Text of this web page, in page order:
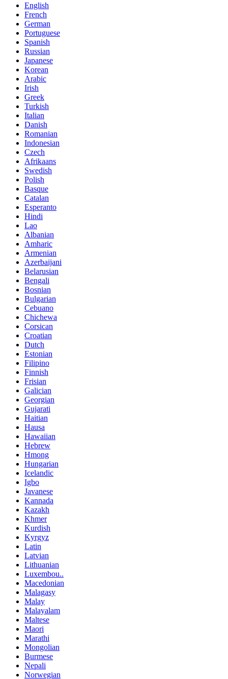
English
French
German
Portuguese
Spanish
Russian
Japanese
Korean
Arabic
Irish
Greek
Turkish
Italian
Danish
Romanian
Indonesian
Czech
Afrikaans
Swedish
Polish
Basque
Catalan
Esperanto
Hindi
Lao
Albanian
Amharic
Armenian
Azerbaijani
Belarusian
Bengali
Bosnian
Bulgarian
Cebuano
Chichewa
Corsican
Croatian
Dutch
Estonian
Filipino
Finnish
Frisian
Galician
Georgian
Gujarati
Haitian
Hausa
Hawaiian
Hebrew
Hmong
Hungarian
Icelandic
Igbo
Javanese
Kannada
Kazakh
Khmer
Kurdish
Kyrgyz
Latin
Latvian
Lithuanian
Luxembou..
Macedonian
Malagasy
Malay
Malayalam
Maltese
Maori
Marathi
Mongolian
Burmese
Nepali
Norwegian